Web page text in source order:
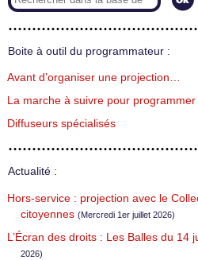
Boite à outil du programmateur :
Avant d’organiser une projection…
La marche à suivre pour programmer
Diffuseurs spécialisés
Actualité :
Hors-service : projection avec le
citoyennes (Mercredi 1er juillet 2026)
L’Écran des droits : Les Balles du 14
2026)